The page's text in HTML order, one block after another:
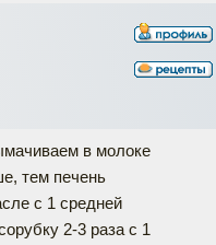
в молоке
тем печень
с 1 средней
2-3 раза с 1